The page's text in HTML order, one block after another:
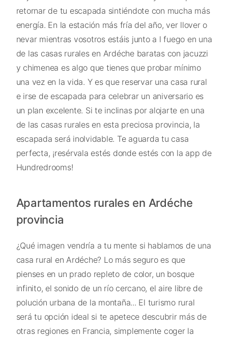
retornar de tu escapada sintiéndote con mucha más
energía. En la estación más fría del año, ver llover o
nevar mientras vosotros estáis junto a l fuego en una
de las casas rurales en Ardéche baratas con jacuzzi
y chimenea es algo que tienes que probar mínimo
una vez en la vida. Y es que reservar una casa rural
e irse de escapada para celebrar un aniversario es
un plan excelente. Si te inclinas por alojarte en una
de las casas rurales en esta preciosa provincia, la
escapada será inolvidable. Te aguarda tu casa
perfecta, ¡resérvala estés donde estés con la app de
Hundredrooms!
Apartamentos rurales en Ardéche
provincia
¿Qué imagen vendría a tu mente si hablamos de una
casa rural en Ardéche? Lo más seguro es que
pienses en un prado repleto de color, un bosque
infinito, el sonido de un río cercano, el aire libre de
polución urbana de la montaña... El turismo rural
será tu opción ideal si te apetece descubrir más de
otras regiones en Francia, simplemente coger la